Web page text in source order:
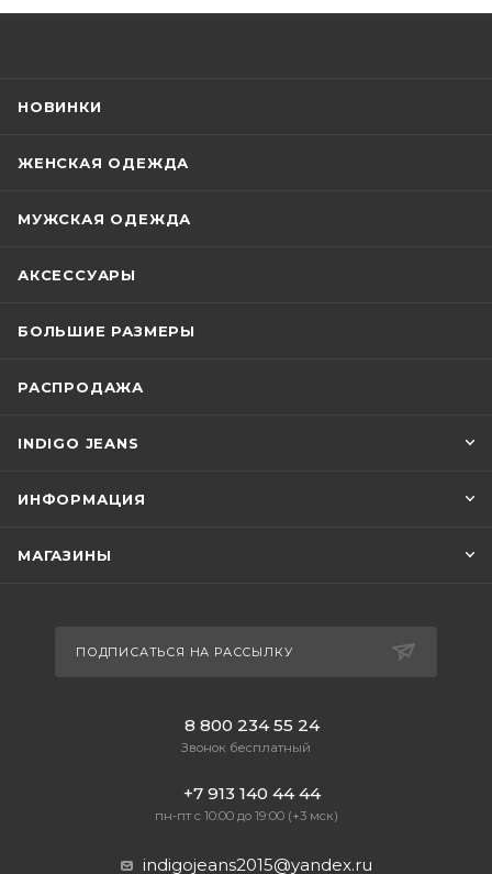
НОВИНКИ
ЖЕНСКАЯ ОДЕЖДА
МУЖСКАЯ ОДЕЖДА
АКСЕССУАРЫ
БОЛЬШИЕ РАЗМЕРЫ
РАСПРОДАЖА
INDIGO JEANS
ИНФОРМАЦИЯ
МАГАЗИНЫ
ПОДПИСАТЬСЯ НА РАССЫЛКУ
8 800 234 55 24
Звонок бесплатный
+7 913 140 44 44
пн-пт с 10:00 до 19:00 (+3 мск)
indigojeans2015@yandex.ru